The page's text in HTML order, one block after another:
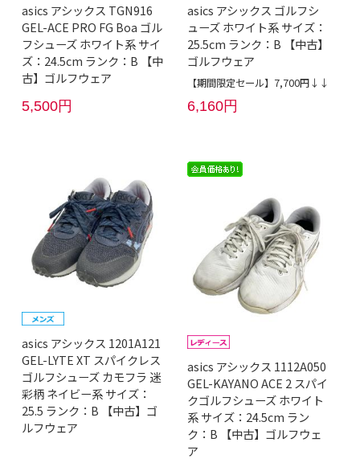
asics アシックス TGN916
GEL-ACE PRO FG Boa ゴル
フシューズ ホワイト系 サイ
ズ：24.5cm ランク：B 【中
古】ゴルフウェア
5,500円
asics アシックス ゴルフシ
ューズ ホワイト系 サイズ：
25.5cm ランク：B 【中古】
ゴルフウェア
【期間限定セール】7,700円↓↓
6,160円
asics アシックス 1201A121
GEL-LYTE XT スパイクレス
ゴルフシューズ カモフラ 迷
彩柄 ネイビー系 サイズ：
25.5 ランク：B 【中古】ゴ
ルフウェア
asics アシックス 1112A050
GEL-KAYANO ACE 2 スパイ
クゴルフシューズ ホワイト
系 サイズ：24.5cm ラン
ク：B 【中古】ゴルフウェ
ア